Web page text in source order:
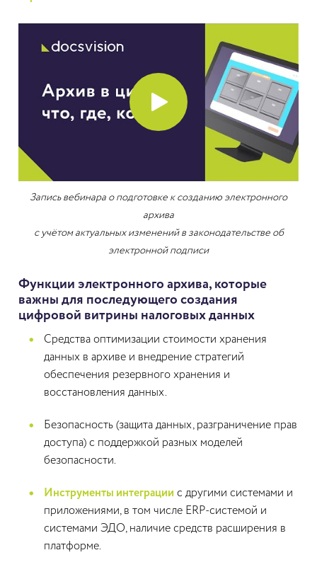
Запись вебинара о подготовке к созданию электронного
архива
с учётом актуальных изменений в законодательстве об
электронной подписи
Функции электронного архива, которые
важны для последующего создания
цифровой витрины налоговых данных
Средства оптимизации стоимости хранения
данных в архиве и внедрение стратегий
обеспечения резервного хранения и
восстановления данных.
Безопасность (защита данных, разграничение прав
доступа) с поддержкой разных моделей
безопасности.
Инструменты интеграции с другими системами и
приложениями, в том числе ERP-системой и
системами ЭДО, наличие средств расширения в
платформе.